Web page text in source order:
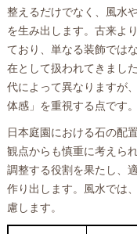
整えるだけでなく、風水
を生み出します。古来よ
ており、単なる装飾では
在として扱われてきまし
代によって異なりますが
体感」を重視する点です。
日本庭園における石の配
観点からも慎重に考えら
調整する役割を果たし、
作り出します。風水では
慮します。